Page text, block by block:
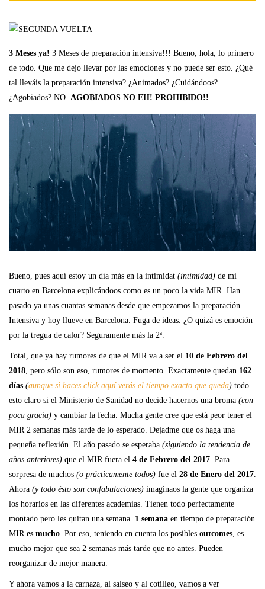
3 Meses ya! 3 Meses de preparación intensiva!!! Bueno, hola, lo primero
de todo. Que me dejo llevar por las emociones y no puede ser esto. ¿Qué
tal lleváis la preparación intensiva? ¿Animados? ¿Cuidándoos?
¿Agobiados? NO. AGOBIADOS NO EH! PROHIBIDO!!
Bueno, pues aquí estoy un día más en la intimidat (intimidad) de mi
cuarto en Barcelona explicándoos como es un poco la vida MIR. Han
pasado ya unas cuantas semanas desde que empezamos la preparación
Intensiva y hoy llueve en Barcelona. Fuga de ideas. ¿O quizá es emoción
por la tregua de calor? Seguramente más la 2ª.
Total, que ya hay rumores de que el MIR va a ser el 10 de Febrero del
2018 , pero sólo son eso, rumores de momento. Exactamente quedan 162
días (aunque si haces click aquí verás el tiempo exacto que queda) todo
esto claro si el Ministerio de Sanidad no decide hacernos una broma (con
poca gracia) y cambiar la fecha. Mucha gente cree que está peor tener el
MIR 2 semanas más tarde de lo esperado. Dejadme que os haga una
pequeña reflexión. El año pasado se esperaba (siguiendo la tendencia de
años anteriores) que el MIR fuera el 4 de Febrero del 2017 . Para
sorpresa de muchos (o prácticamente todos) fue el 28 de Enero del 2017
Ahora (y todo ésto son confabulaciones) imaginaos la gente que organiza
los horarios en las diferentes academias. Tienen todo perfectamente
montado pero les quitan una semana. 1 semana en tiempo de preparación
MIR es mucho . Por eso, teniendo en cuenta los posibles outcomes , es
mucho mejor que sea 2 semanas más tarde que no antes. Pueden
reorganizar de mejor manera.
Y ahora vamos a la carnaza, al salseo y al cotilleo, vamos a ver